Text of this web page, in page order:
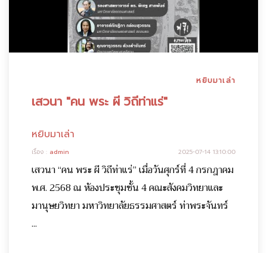
หยิบมาเล่า
เสวนา "คน พระ ผี วิถีท่าแร่"
หยิบมาเล่า
เรื่อง : admin 2025-07-14 13:10:00
เสวนา “คน พระ ผี วิถีท่าแร่” เมื่อวันศุกร์ที่ 4 กรกฎาคม
พ.ศ. 2568 ณ ห้องประชุมชั้น 4 คณะสังคมวิทยาและ
มานุษยวิทยา มหาวิทยาลัยธรรมศาสตร์ ท่าพระจันทร์
...